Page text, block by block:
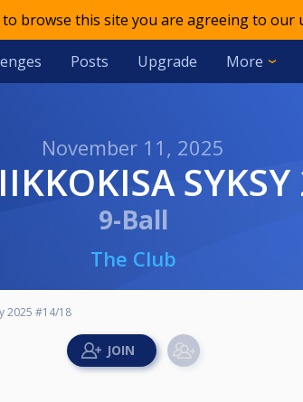
browse this site you are agreeing to our
Posts Upgrade More
November 11, 2025
9-Ball
The Club
2025 #14/18